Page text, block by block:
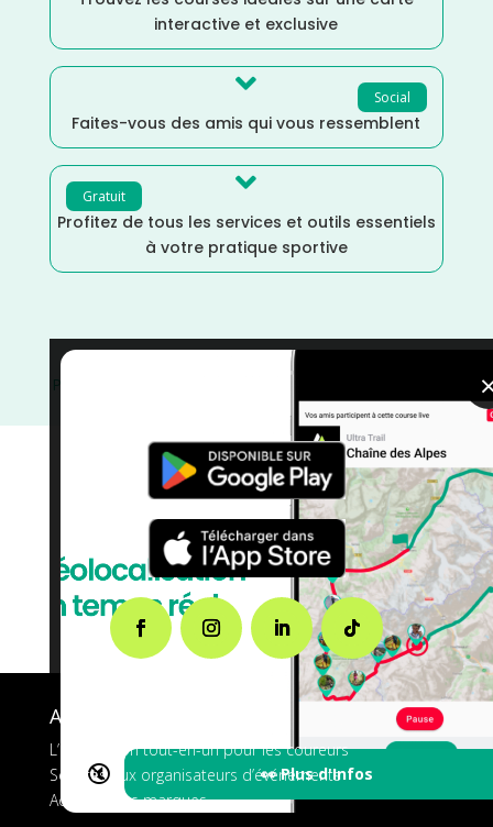
interactive et exclusive
Social

Faites-vous des amis qui vous ressemblent
Gratuit 
Profitez de tous les services et outils essentiels
à votre pratique sportive
🔇 👀 Plus d'Infos
Pays de la Loire
Course à Pied/Août
A propos de FMS
L’application tout-en-un pour les coureurs
Services aux organisateurs d’événements
Ads pour les marques